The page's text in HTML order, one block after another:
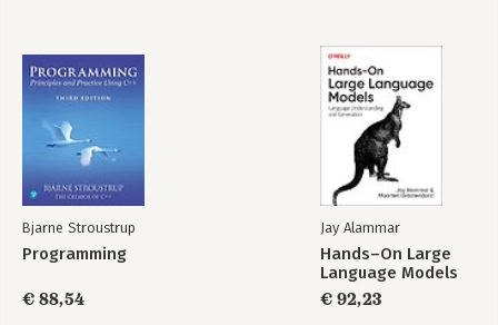
Bjarne Stroustrup
Programming
€ 88,54
Jay Alammar
Hands–On Large
Language Models
€ 92,23